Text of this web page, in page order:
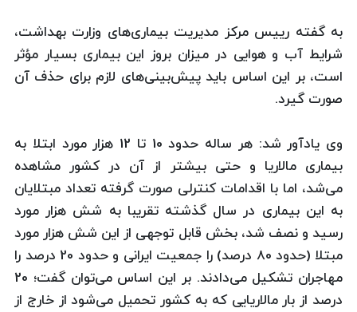
به گفته رییس مركز مدیریت بیماری‌های وزارت بهداشت،
شرایط آب و هوایی در میزان بروز این بیماری بسیار مؤثر
است، بر این اساس باید پیش‌بینی‌های لازم برای حذف آن
صورت گیرد.
وی یادآور شد: هر ساله حدود 10 تا 12 هزار مورد ابتلا به
بیماری مالاریا و حتی بیشتر از آن در كشور مشاهده
می‌شد، اما با اقدامات كنترلی صورت گرفته تعداد مبتلایان
به این بیماری در سال گذشته تقریبا به شش هزار مورد
رسید و نصف شد، بخش قابل توجهی از این شش هزار مورد
مبتلا (حدود 80 درصد) را جمعیت ایرانی و حدود 20 درصد را
مهاجران تشكیل می‌دادند. بر این اساس می‌توان گفت؛ 20
درصد از بار مالاریایی كه به كشور تحمیل می‌شود از خارج از